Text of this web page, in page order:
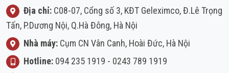
Địa chỉ: C08-07, Cổng số 3, KĐT Geleximco, Đ.Lê Trọng
Tấn, P.Dương Nội, Q.Hà Đông, Hà Nội
Nhà máy: Cụm CN Vân Canh, Hoài Đức, Hà Nội
Hotline: 094 235 1919 - 0243 789 1919